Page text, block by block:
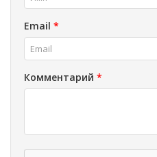
Email *
Комментарий *